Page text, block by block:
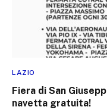
LAZIO
Fiera di San
navetta gratuita!